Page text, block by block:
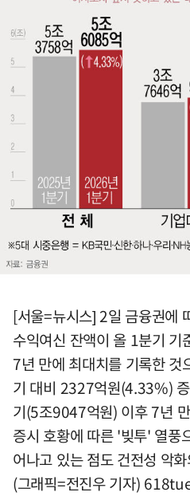
[서울=뉴시스] 2일 금융권에
수익여신 잔액이 올 1분기
7년 만에 최대치를 기록한
기 대비 2327억원(4.33%)
기(5조9047억원) 이후 7년
증시 호황에 따른 '빚투' 열풍
어나고 있는 점도 건전성 악
(그래픽=전진우 기자)